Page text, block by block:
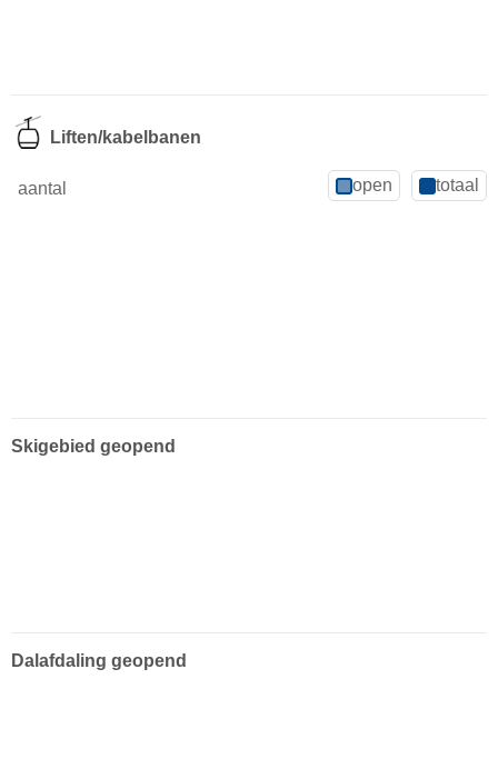
Liften/kabelbanen
aantal open totaal
Skigebied geopend
Dalafdaling geopend